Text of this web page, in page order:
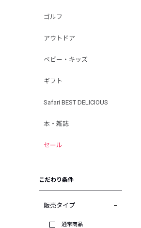
ゴルフ
アウトドア
ベビー・キッズ
ギフト
Safari BEST DELICIOUS
本・雑誌
セール
こだわり条件
販売タイプ
通常商品